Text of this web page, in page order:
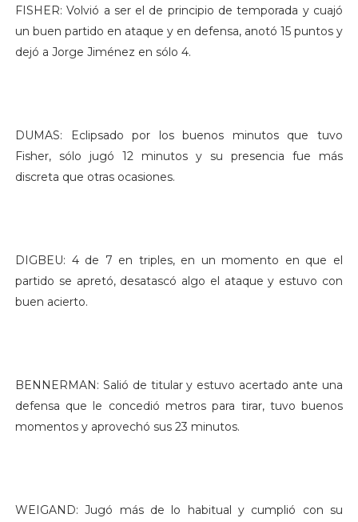
FISHER: Volvió a ser el de principio de temporada y cuajó
un buen partido en ataque y en defensa, anotó 15 puntos y
dejó a Jorge Jiménez en sólo 4.
DUMAS: Eclipsado por los buenos minutos que tuvo
Fisher, sólo jugó 12 minutos y su presencia fue más
discreta que otras ocasiones.
DIGBEU: 4 de 7 en triples, en un momento en que el
partido se apretó, desatascó algo el ataque y estuvo con
buen acierto.
BENNERMAN: Salió de titular y estuvo acertado ante una
defensa que le concedió metros para tirar, tuvo buenos
momentos y aprovechó sus 23 minutos.
WEIGAND: Jugó más de lo habitual y cumplió con su